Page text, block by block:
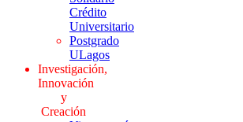
Crédito
Universitario
Postgrado
ULagos
Investigación,
Innovación
y
Creación